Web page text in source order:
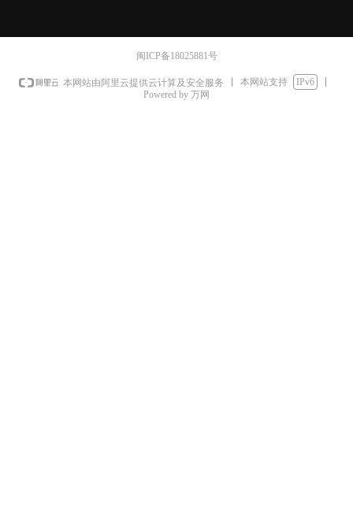
闽ICP备18025881号
本网站由阿里云提供云计算及安全服务 本网站支持
IPv6
Powered by 万网